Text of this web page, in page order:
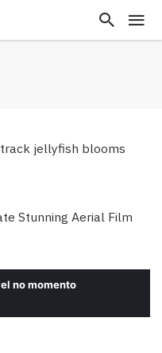
jellyfish blooms
Stunning Aerial Film